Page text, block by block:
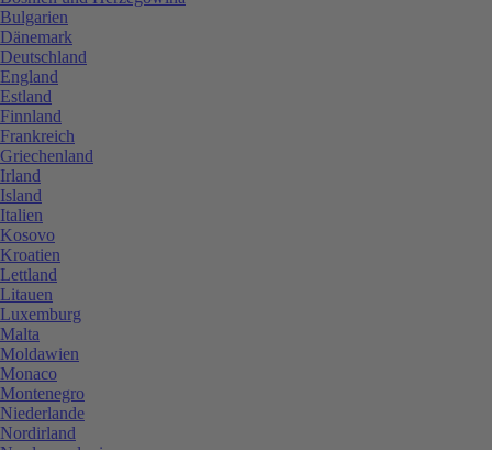
Bulgarien
Dänemark
Deutschland
England
Estland
Finnland
Frankreich
Griechenland
Irland
Island
Italien
Kosovo
Kroatien
Lettland
Litauen
Luxemburg
Malta
Moldawien
Monaco
Montenegro
Niederlande
Nordirland